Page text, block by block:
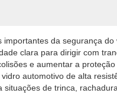
da segurança
clara para dirigir com
e aumentar a proteção
automotivo de alta
de trinca,